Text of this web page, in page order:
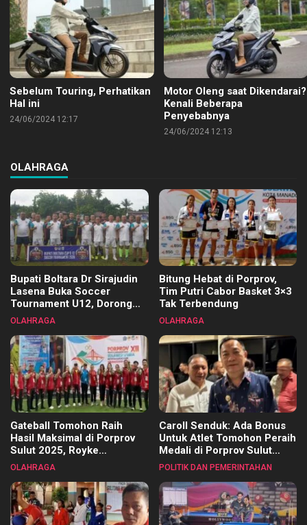
Sebelum Touring, Perhatikan
Hal ini
24/06/2024 12:17
Motor Oleng saat Dikendarai?
Kenali Beberapa
Penyebabnya
24/06/2024 12:13
OLAHRAGA
Bupati Boltara Dr Sirajudin
Lasena Buka Soccer
Tournament U12, Dorong
Pembinaan Merata di Setiap
OLAHRAGA
Bitung Hebat di Porprov,
Tim Putri Cabor Basket 3×3
Tak Terbendung
OLAHRAGA
Gateball Tomohon Raih
Hasil Maksimal di Porprov
Sulut 2025, Royke
Tangkawarouw Ucapkan
OLAHRAGA
Caroll Senduk: Ada Bonus
Untuk Atlet Tomohon Peraih
Medali di Porprov Sulut
2025
POLITIK DAN PEMERINTAHAN